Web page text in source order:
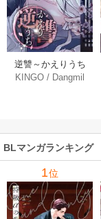
逆讐～かえりうち
～【タテヨミ】 36
KINGO / Dangmil
BLマンガランキング
1位